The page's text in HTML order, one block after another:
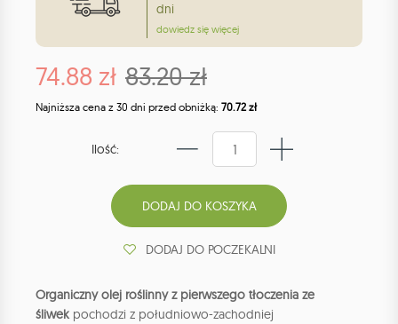
dni
dowiedz się więcej
74.88 zł 83.20 zł
Najniższa cena z 30 dni przed obniżką: 70.72 zł
Ilość:
DODAJ DO POCZEKALNI
Organiczny olej roślinny z pierwszego tłoczenia ze
śliwek pochodzi z południowo-zachodniej